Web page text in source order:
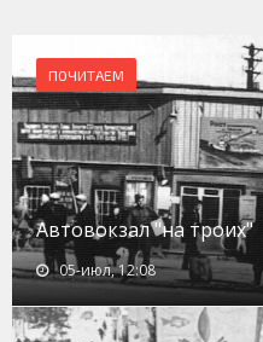
ПОЧИТАЕМ
Автовокзал "на троих"
05-июл, 12:08